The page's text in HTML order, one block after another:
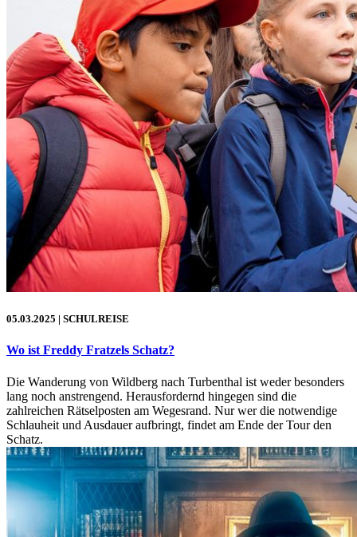
05.03.2025 | SCHULREISE
Wo ist Freddy Fratzels Schatz?
Die Wanderung von Wildberg nach Turbenthal ist weder besonders
lang noch anstrengend. Herausfordernd hingegen sind die
zahlreichen Rätselposten am Wegesrand. Nur wer die notwendige
Schlauheit und Ausdauer aufbringt, findet am Ende der Tour den
Schatz.